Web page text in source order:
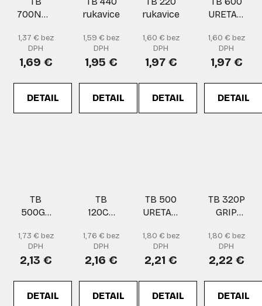
700NG2P
rukavice
1,37 € bez
DPH
1,69 €
DETAIL
rukavice
1,59 € bez
DPH
1,95 €
DETAIL
rukavice
1,60 € bez
DPH
1,97 €
DETAIL
URETAN
1,60 € bez
DPH
1,97 €
DETAIL
TB
500G2
rukavice
1,73 € bez
DPH
2,13 €
DETAIL
TB
120CE
rukavice
1,76 € bez
DPH
2,16 €
DETAIL
TB 500
URETAN
1,80 € bez
DPH
2,21 €
DETAIL
TB 320P
GRIP
1,80 € bez
DPH
2,22 €
DETAIL